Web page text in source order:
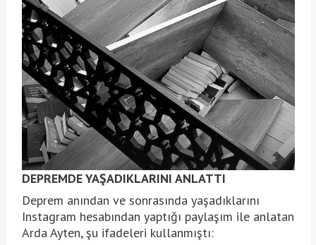
DEPREMDE YAŞADIKLARINI ANLATTI
Deprem anından ve sonrasında yaşadıklarını
Instagram hesabından yaptığı paylaşım ile anlatan
Arda Ayten, şu ifadeleri kullanmıştı: